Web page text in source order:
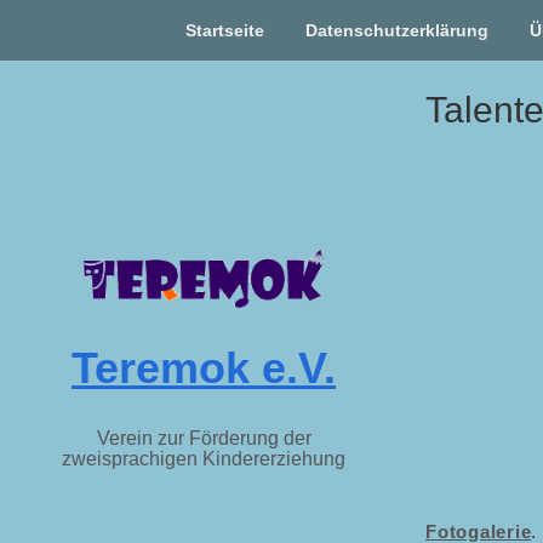
Startseite Datenschutzerklärung
Teremok e.V.
Verein zur Förderung der
zweisprachigen Kindererziehung
Fotogalerie.